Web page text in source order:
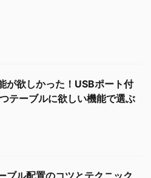
が欲しかった！USBポート付
テーブルに欲しい機能で選ぶ